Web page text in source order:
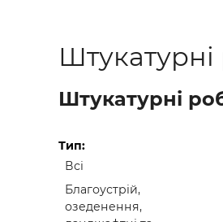
Штукатурні
Штукатурні
Тип:
Всі
Благоустрій,
озеденення,